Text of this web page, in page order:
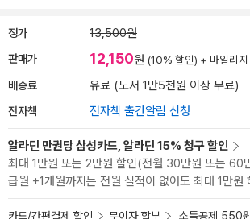
정가 13,500원
판매가 12,150원 (10% 할인) + 마일리
배송료 유료 (도서 1만5천원 이상 무료)
전자책 전자책 출간알림 신청
알라딘 만권당 삼성카드, 알라딘 15% 청구 할인
최대 1만원 또는 2만원 할인(전월 30만원 또는 60
급월 +1개월까지는 전월 실적이 없어도 최대 1만원
카드/간편결제 할인 무이자 할부 소득공제 550